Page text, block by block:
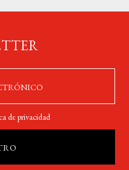
de privacidad